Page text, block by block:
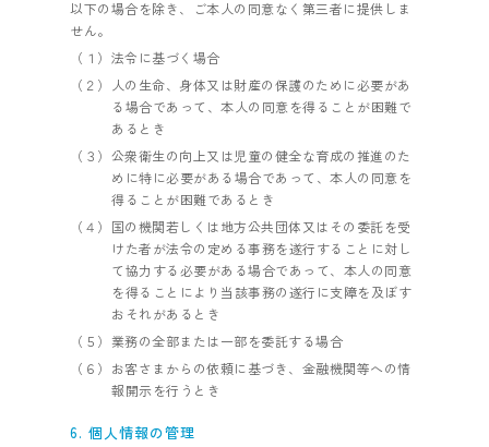
以下の場合を除き、ご本人の同意なく第三者に提供しま
せん。
（１）法令に基づく場合
（２）人の生命、身体又は財産の保護のために必要があ
る場合であって、本人の同意を得ることが困難で
あるとき
（３）公衆衛生の向上又は児童の健全な育成の推進のた
めに特に必要がある場合であって、本人の同意を
得ることが困難であるとき
（４）国の機関若しくは地方公共団体又はその委託を受
けた者が法令の定める事務を遂行することに対し
て協力する必要がある場合であって、本人の同意
を得ることにより当該事務の遂行に支障を及ぼす
おそれがあるとき
（５）業務の全部または一部を委託する場合
（６）お客さまからの依頼に基づき、金融機関等への情
報開示を行うとき
6. 個人情報の管理